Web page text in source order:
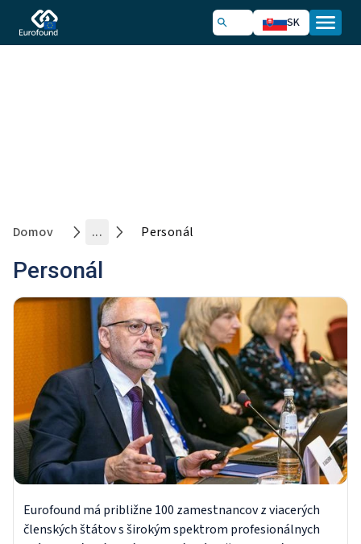
SK
Domov ... Personál
Personál
Eurofound má približne 100 zamestnancov z viacerých
členských štátov s širokým spektrom profesionálnych